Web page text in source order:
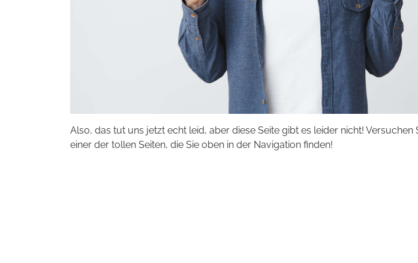
Also, das tut uns jetzt echt leid, aber diese Seite gibt es leider nicht! Versuchen
einer der tollen Seiten, die Sie oben in der Navigation finden!